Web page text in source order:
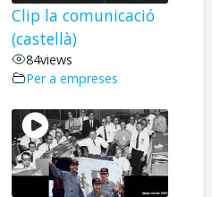
Clip la comunicació
(castellà)
84views
Per a empreses